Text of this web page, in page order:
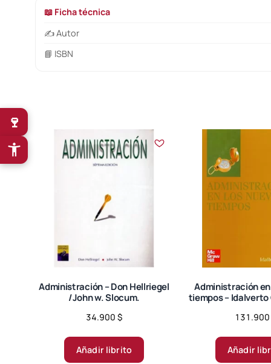
📖 Ficha técnica
✍️ Autor
📘 ISBN
Administración – Don Hellriegel
/John w. Slocum.
34.900 $
Añadir librito
Administración
tiempos –
131.900
Añadir
🍷